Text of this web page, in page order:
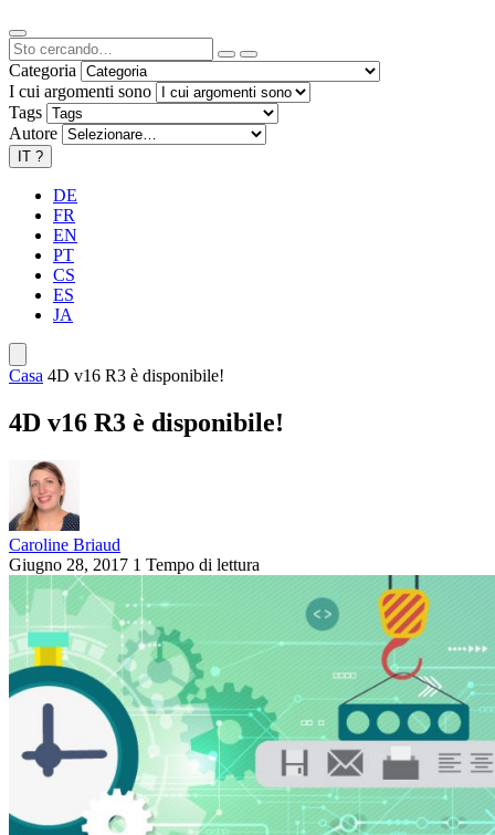
Categoria
I cui argomenti sono
Tags
Autore
IT ?
DE
FR
EN
PT
CS
ES
JA
Casa 4D v16 R3 è disponibile!
4D v16 R3 è disponibile!
Caroline Briaud
Giugno 28, 2017 1 Tempo di lettura